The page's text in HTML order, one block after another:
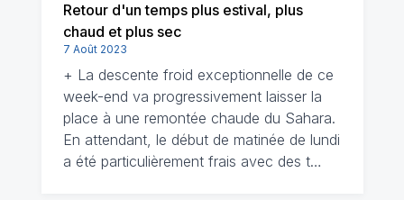
Retour d'un temps plus estival, plus
chaud et plus sec
7 Août 2023
+ La descente froid exceptionnelle de ce
week-end va progressivement laisser la
place à une remontée chaude du Sahara.
En attendant, le début de matinée de lundi
a été particulièrement frais avec des t…